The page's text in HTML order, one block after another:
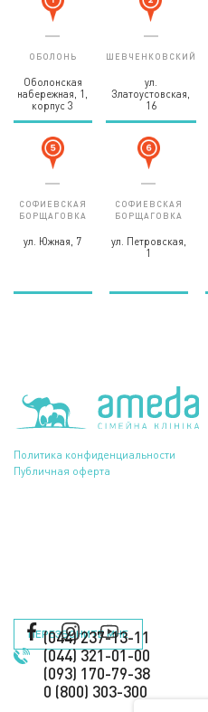
ОБОЛОНЬ
Оболонская
набережная, 1,
корпус 3
ШЕВЧЕНКОВСКИЙ
ул.
Златоустовская,
16
СОФИЕВСКАЯ
БОРЩАГОВКА
ул. Южная, 7
СОФИЕВСКАЯ
БОРЩАГОВКА
ул. Петровская,
1
Политика конфиденциальности
Публичная оферта
(044) 237-13-11
(044) 321-01-00
(093) 170-79-38
0 (800) 303-300
ПЕРЕЗВОНИТЕ МНЕ